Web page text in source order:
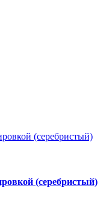
(серебристый)